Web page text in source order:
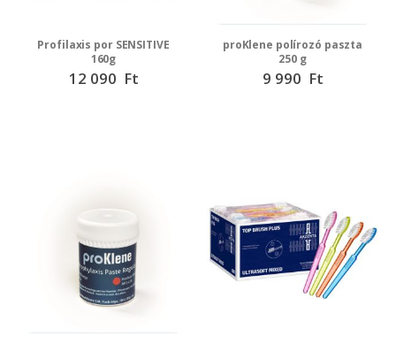
Profilaxis por SENSITIVE
160g
12 090 Ft
proKlene polírozó paszta
250 g
9 990 Ft